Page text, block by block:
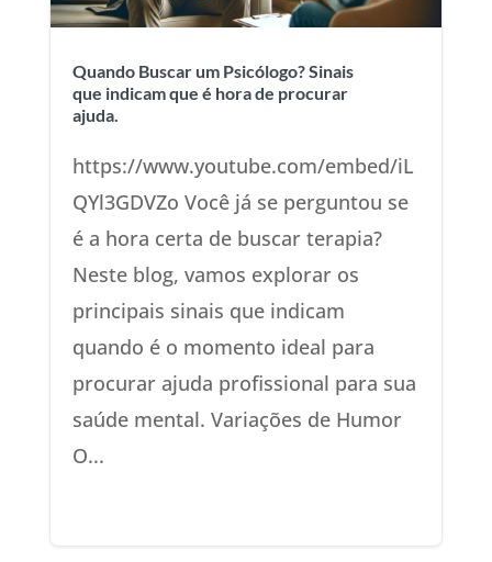
Quando Buscar um Psicólogo? Sinais
que indicam que é hora de procurar
ajuda.
https://www.youtube.com/embed/iL
QYl3GDVZo Você já se perguntou se
é a hora certa de buscar terapia?
Neste blog, vamos explorar os
principais sinais que indicam
quando é o momento ideal para
procurar ajuda profissional para sua
saúde mental. Variações de Humor
O...